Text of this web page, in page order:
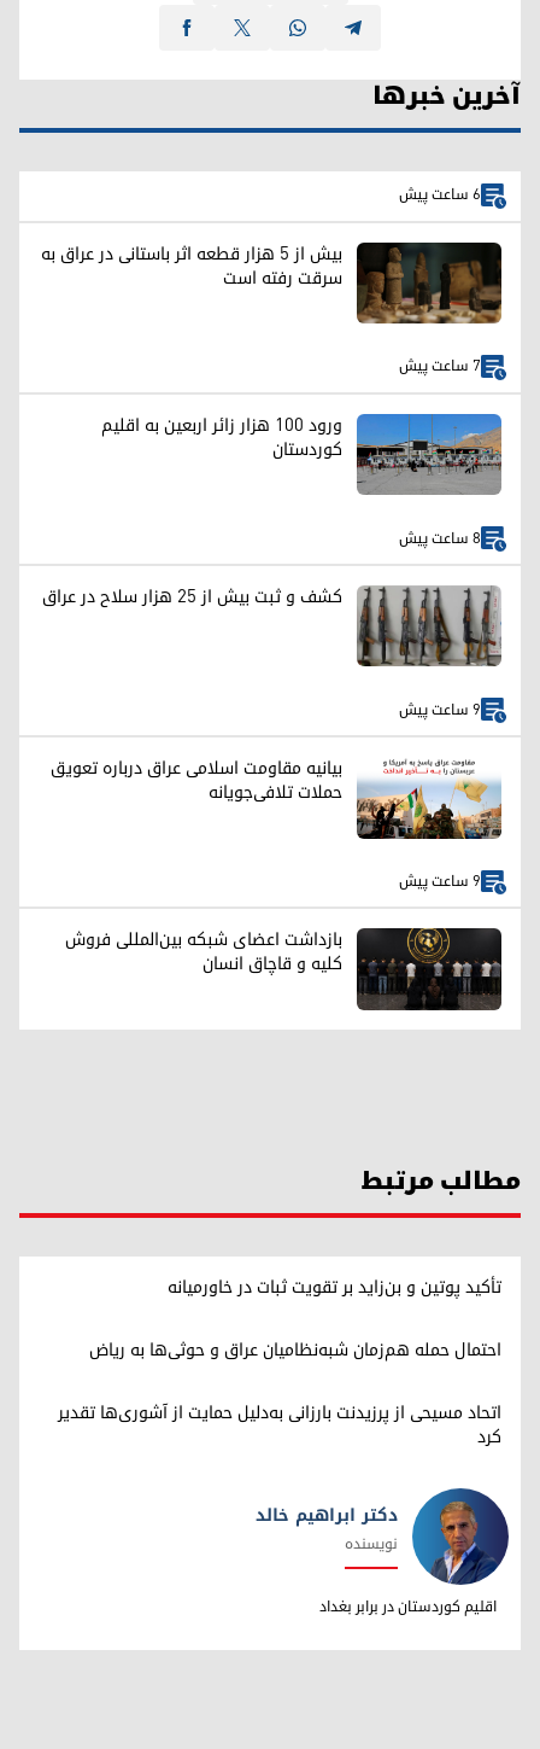
آخرین خبرها
6 ساعت پیش
بیش از ۵ هزار قطعه اثر باستانی در عراق به
سرقت رفته است
7 ساعت پیش
ورود ۱۰۰ هزار زائر اربعین به اقلیم
کوردستان
8 ساعت پیش
کشف و ثبت بیش از ۲۵ هزار سلاح در عراق
9 ساعت پیش
بیانیه مقاومت اسلامی عراق درباره تعویق
حملات تلافی‌جویانه
9 ساعت پیش
بازداشت اعضای شبکه بین‌المللی فروش
کلیه و قاچاق انسان
مطالب مرتبط
تأکید پوتین و بن‌زاید بر تقویت ثبات در خاورمیانه
احتمال حمله هم‌زمان شبه‌نظامیان عراق و حوثی‌ها به ریاض
اتحاد مسیحی از پرزیدنت بارزانی به‌دلیل حمایت از آشوری‌ها تقدیر
کرد
دکتر ابراهیم خالد
دکتر ابراهیم خالد
نویسنده
اقلیم کوردستان در برابر بغداد